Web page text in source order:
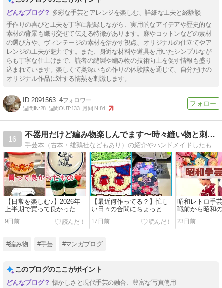
多彩な手芸とアレンジを楽しむ、詳細な工夫と経験談
手作りの喜びと工夫を丁寧に記録しながら、実用的なアイデアや歴史的な
素材の背景も織り交ぜて伝える特徴があります。麻やコットンなどの素材
の選び方や、ヴィンテージの素材を活かす視点、オリジナルの仕立てやア
レンジの工夫が魅力です。また、身近な材料や道具を用いたシンプルなが
らも丁寧な仕上げまで、読者の縫製や編み物の技術向上を促す情報も盛り
込まれています。楽しくて奥深いもの作りの体験談を通じて、自分だけの
オリジナル作品に対する情熱を刺激します。
2091563 4
週間IN:28 週間OUT:133 月間IN:84
16
不器用だけど編み物楽しんでます〜時々縫い物と刺繍も！〜
手芸本（古本・雄鶏社などもあり）の紹介やハンドメイドしたもの、時々ゲームなどのブログです
【日常を楽しむ♪】2026年
上半期で買って良かったも
の(＾∀＾)
9日前
【最近何作ってる？】忙し
い日々の合間にちょっとず
つ進める編み物小物と洋裁
(＾∀＾)
17日前
昭和レトロ手
戦前から昭和
時代まで(＾∀
23日前
#編み物 #手芸 #マンガブログ
このブログのここがポイント
懐かしさと現代手芸の融合、豊富な写真使用